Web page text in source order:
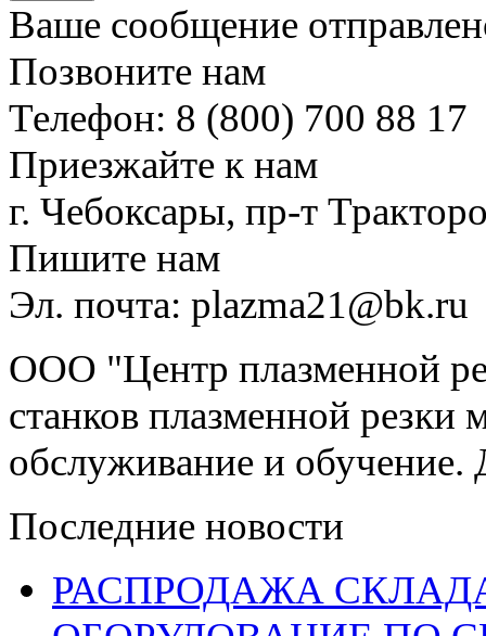
Ваше сообщение
Позвоните нам
Телефон: 8 (800) 700 88 17
Приезжайте к нам
г. Чебоксары, пр-т
Пишите нам
Эл. почта: plazma21@bk.ru
ООО "Центр плазменной
станков плазменной резки
обслуживание и обучение.
Последние новости
РАСПРОДАЖА